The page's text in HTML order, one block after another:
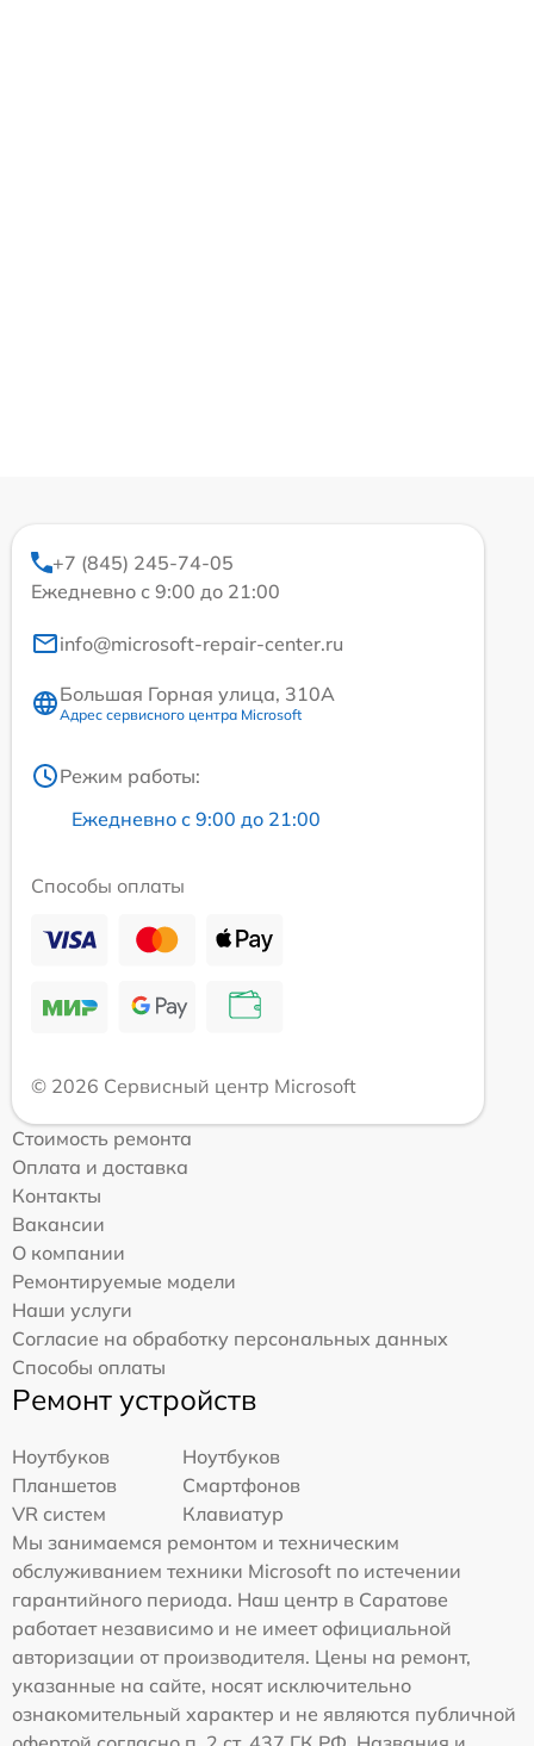
+7 (845) 245-74-05
Ежедневно с 9:00 до 21:00
info@microsoft-repair-center.ru
Большая Горная улица, 310А
Адрес сервисного центра Microsoft
Режим работы:
Ежедневно с 9:00 до 21:00
Способы оплаты
© 2026 Сервисный центр Microsoft
Стоимость ремонта
Оплата и доставка
Контакты
Вакансии
О компании
Ремонтируемые модели
Наши услуги
Согласие на обработку персональных данных
Способы оплаты
Ремонт устройств
Ноутбуков
Ноутбуков
Планшетов
Смартфонов
VR систем
Клавиатур
Мы занимаемся ремонтом и техническим
обслуживанием техники Microsoft по истечении
гарантийного периода. Наш центр в Саратове
работает независимо и не имеет официальной
авторизации от производителя. Цены на ремонт,
указанные на сайте, носят исключительно
ознакомительный характер и не являются публичной